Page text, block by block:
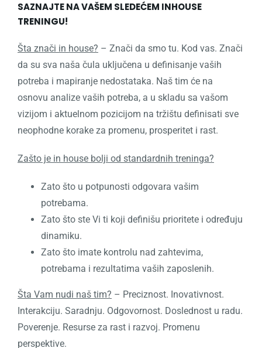
SAZNAJTE NA VAŠEM SLEDEĆEM INHOUSE
TRENINGU!
Šta znači in house? – Znači da smo tu. Kod vas. Znači
da su sva naša čula uključena u definisanje vaših
potreba i mapiranje nedostataka. Naš tim će na
osnovu analize vaših potreba, a u skladu sa vašom
vizijom i aktuelnom pozicijom na tržištu definisati sve
neophodne korake za promenu, prosperitet i rast.
Zašto je in house bolji od standardnih treninga?
Zato što u potpunosti odgovara vašim
potrebama.
Zato što ste Vi ti koji definišu prioritete i određuju
dinamiku.
Zato što imate kontrolu nad zahtevima,
potrebama i rezultatima vaših zaposlenih.
Šta Vam nudi naš tim? – Preciznost. Inovativnost.
Interakciju. Saradnju. Odgovornost. Doslednost u radu.
Poverenje. Resurse za rast i razvoj. Promenu
perspektive.